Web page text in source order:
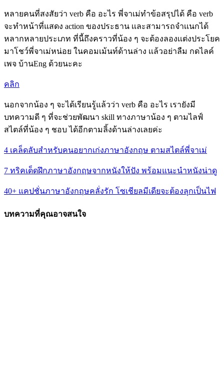
หลายคนที่สงสัยว่า verb คือ อะไร พี่จาเม่ทำข้อสรุปได้ คือ verb
จะทำหน้าที่แสดง action ของประธาน เเละสามารถจำเเนกได้
หลากหลายประเภท ที่นี้ถึงคราวที่น้อง ๆ จะต้องลองเเต่งประโยค
มาโชว์พี่จาเม่หน่อย ในคอมเม้นท์ด้านล่าง เเล้วอย่าลืม กดไลค์
เพจ บ้านEng ด้วยนะคะ
คลิก
นอกจากน้อง ๆ จะได้เรียนรู้แล้วว่า verb คือ อะไร เรายังมี
บทความดี ๆ ที่จะช่วยพัฒนา skill ทางภาษาน้อง ๆ ตามไลฟ์
สไตล์ที่น้อง ๆ ชอบ ได้อีกตามลิ้งด้านล่างเลยค่ะ
4 เคล็ดลับสำหรับคนอยากเก่งภาษาอังกฤษ ตามสไตล์พี่จาเม่
7 ทริคเด็ดฝึกภาษาอังกฤษจากหนังให้ปัง พร้อมแนะนำหนังน่าดู
40+ แคปชั่นภาษาอังกฤษคลั่งรัก โซเชียลมีเดียจะต้องลุกเป็นไฟ
บทความที่คุณอาจสนใจ